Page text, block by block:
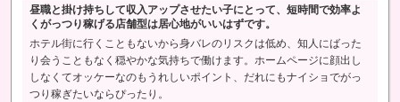
昼職と掛け持ちして収入アップさせたい子にとって、短時間で効率よ
くがっつり稼げる店舗型は居心地がいいはずです。
ホテル街に行くこともないから身バレのリスクは低め、知人にばった
り会うこともなく穏やかな気持ちで働けます。ホームページに顔出し
しなくてオッケーなのもうれしいポイント、だれにもナイショでがっ
つり稼ぎたいならぴったり。